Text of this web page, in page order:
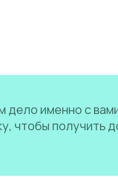
именно с
чтобы получить